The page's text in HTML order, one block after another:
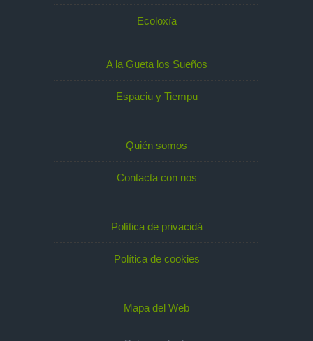
Ecoloxía
A la Gueta los Sueños
Espaciu y Tiempu
Quién somos
Contacta con nos
Política de privacidá
Política de cookies
Mapa del Web